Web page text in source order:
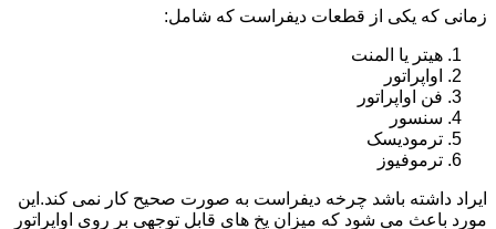
زمانی که یکی از قطعات دیفراست که شامل:
هیتر یا المنت
اواپراتور
فن اواپراتور
سنسور
ترمودیسک
ترموفیوز
ایراد داشته باشد چرخه دیفراست به صورت صحیح کار نمی کند.این
مورد باعث می شود که میزان یخ های قابل توجهی بر روی اواپراتور